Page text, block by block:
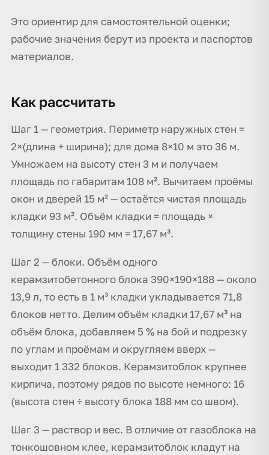
Это ориентир для самостоятельной оценки;
рабочие значения берут из проекта и паспортов
материалов.
Как рассчитать
Шаг 1 — геометрия. Периметр наружных стен =
2×(длина + ширина); для дома 8×10 м это 36 м.
Умножаем на высоту стен 3 м и получаем
площадь по габаритам 108 м². Вычитаем проёмы
окон и дверей 15 м² — остаётся чистая площадь
кладки 93 м². Объём кладки = площадь ×
толщину стены 190 мм = 17,67 м³.
Шаг 2 — блоки. Объём одного
керамзитобетонного блока 390×190×188 — около
13,9 л, то есть в 1 м³ кладки укладывается 71,8
блоков нетто. Делим объём кладки 17,67 м³ на
объём блока, добавляем 5 % на бой и подрезку
по углам и проёмам и округляем вверх —
выходит 1 332 блоков. Керамзитоблок крупнее
кирпича, поэтому рядов по высоте немного: 16
(высота стен ÷ высоту блока 188 мм со швом).
Шаг 3 — раствор и вес. В отличие от газоблока на
тонкошовном клее, керамзитоблок кладут на